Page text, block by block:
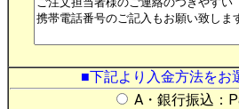
■下記より入金方法をお
A・銀行振込：